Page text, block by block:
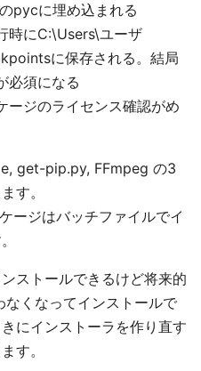
pycに埋め込まれる
時にC:\Users\ユーザ
に保存される。結局
必須になる
ージのライセンス確認がめ
get-pip.py, FFmpeg の3
す。
ージはバッチファイルでイ
ストールできるけど将来的
くなってインストールで
にインストーラを作り直す
す。